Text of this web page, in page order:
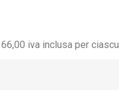
iva inclusa per